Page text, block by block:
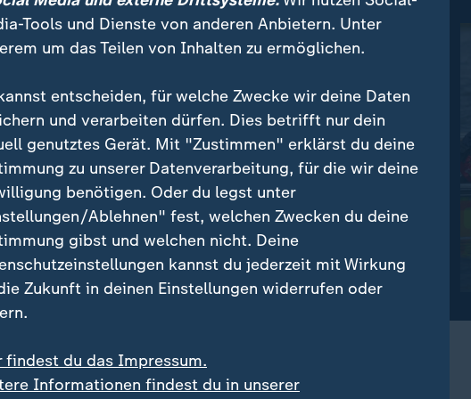
Koch-Institut:
11.900 Hitzetote
Sommer
0:44
Nachrichten | ZDFheute Xpress
Juristen-Verein fordert AfD-
Verbotsverfahren
Video0:31
Tools und Dienste von anderen Anbietern. Unter
um das Teilen von Inhalten zu ermöglichen.
entscheiden, für welche Zwecke wir deine Daten
und verarbeiten dürfen. Dies betrifft nur dein
genutztes Gerät. Mit "Zustimmen" erklärst du deine
zu unserer Datenverarbeitung, für die wir deine
benötigen. Oder du legst unter
Ablehnen" fest, welchen Zwecken du deine
gibst und welchen nicht. Deine
kannst du jederzeit mit Wirkung
Zukunft in deinen Einstellungen widerrufen oder
findest du das Impressum.
Informationen findest du in unserer